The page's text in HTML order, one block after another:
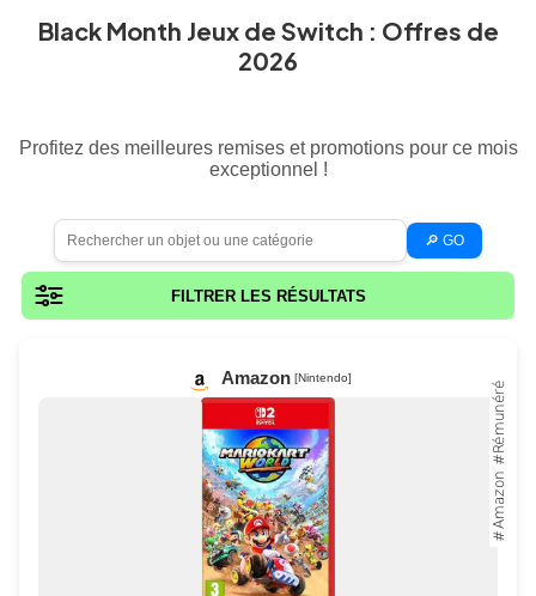
Black Month Jeux de Switch : Offres de
2026
Profitez des meilleures remises et promotions pour ce mois
exceptionnel !
🔎 GO
FILTRER LES RÉSULTATS
Amazon [Nintendo]